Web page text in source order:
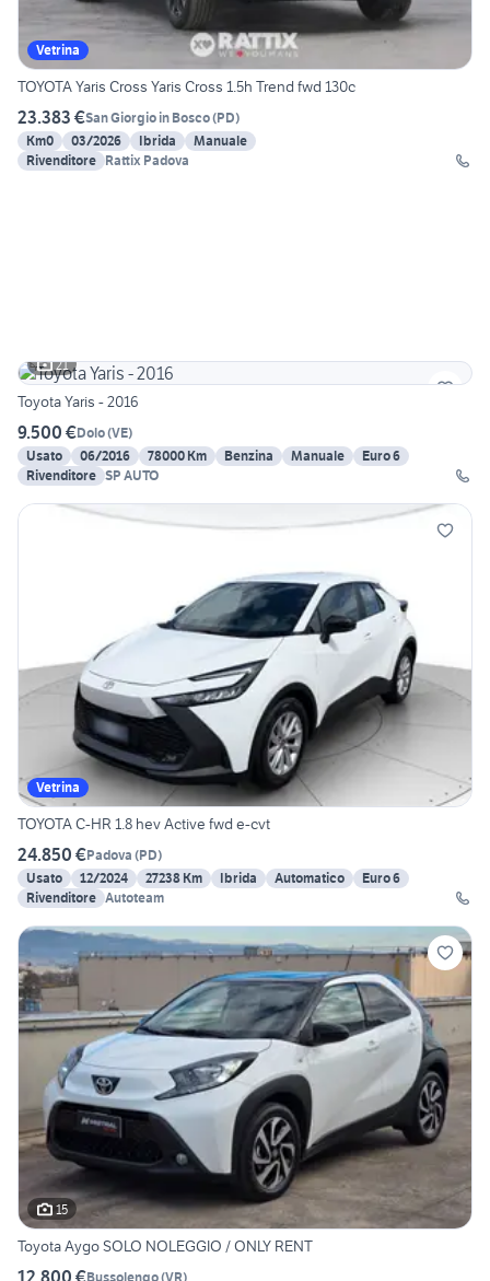
Vetrina
TOYOTA Yaris Cross Yaris Cross 1.5h Trend fwd 130c
23.383 €San Giorgio in Bosco(PD)
Km0
03/2026 Ibrida
Manuale
Rivenditore Rattix Padova
21
Toyota Yaris - 2016
9.500 €Dolo(VE)
Usato
06/2016 78000 Km Benzina Manuale
Euro 6
Rivenditore SP AUTO
Vetrina
TOYOTA C-HR 1.8 hev Active fwd e-cvt
24.850 €Padova (PD)
Usato
12/2024 27238 Km Ibrida Automatico
Euro 6
Rivenditore Autoteam
15
Toyota Aygo SOLO NOLEGGIO / ONLY RENT
Bussolengo(VR)